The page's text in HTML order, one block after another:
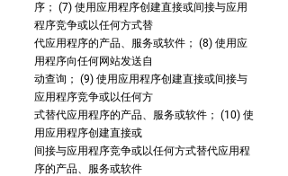
序； (7) 使用应用程序创建直接或间接与应用
程序竞争或以任何方式替
代应用程序的产品、服务或软件； (8) 使用应
用程序向任何网站发送自
动查询； (9) 使用应用程序创建直接或间接与
应用程序竞争或以任何方
式替代应用程序的产品、服务或软件； (10) 使
用应用程序创建直接或
间接与应用程序竞争或以任何方式替代应用程
序的产品、服务或软件